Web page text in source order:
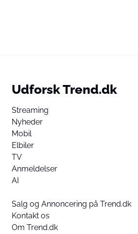
Udforsk Trend.dk
Streaming
Nyheder
Mobil
Elbiler
TV
Anmeldelser
AI
Salg og Annoncering på Trend.dk
Kontakt os
Om Trend.dk